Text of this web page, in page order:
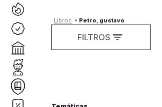
petro, gustavo
FILTROS